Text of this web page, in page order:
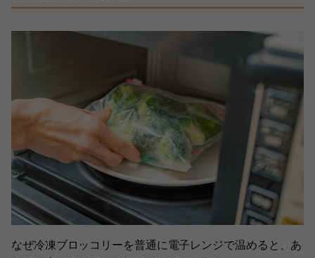
なぜ冷凍ブロッコリーを普通に電子レンジで温めると、あ